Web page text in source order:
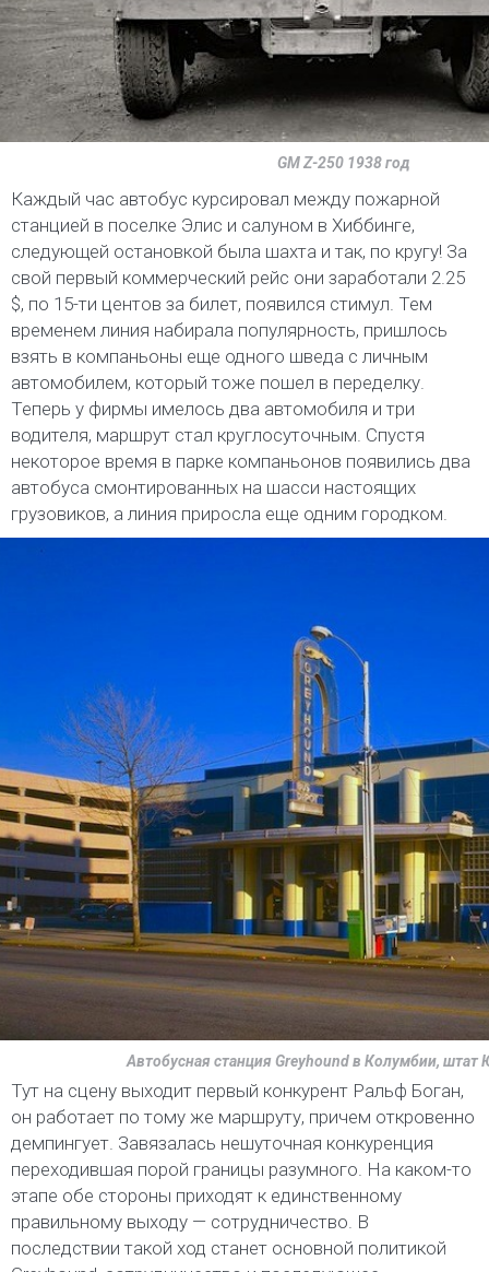
GM Z-250 1938 год
Каждый час автобус курсировал между пожарной
станцией в поселке Элис и салуном в Хиббинге,
следующей остановкой была шахта и так, по кругу! За
свой первый коммерческий рейс они заработали 2.25
$, по 15-ти центов за билет, появился стимул. Тем
временем линия набирала популярность, пришлось
взять в компаньоны еще одного шведа с личным
автомобилем, который тоже пошел в переделку.
Теперь у фирмы имелось два автомобиля и три
водителя, маршрут стал круглосуточным. Спустя
некоторое время в парке компаньонов появились два
автобуса смонтированных на шасси настоящих
грузовиков, а линия приросла еще одним городком.
Автобусная станция Greyhound в Колумбии,
Тут на сцену выходит первый конкурент Ральф Боган,
он работает по тому же маршруту, причем откровенно
демпингует. Завязалась нешуточная конкуренция
переходившая порой границы разумного. На каком-то
этапе обе стороны приходят к единственному
правильному выходу — сотрудничество. В
последствии такой ход станет основной политикой